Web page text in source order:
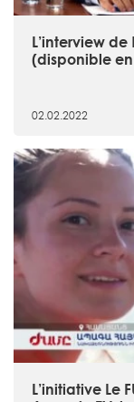
L’interview
(disponible
02.02.2022
L’initiative Le